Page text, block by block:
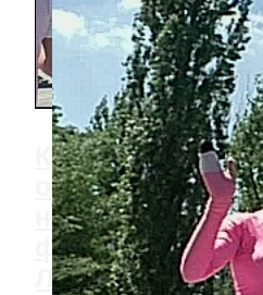
Крылья,
объединяют:
на
фестиваль
Липецке